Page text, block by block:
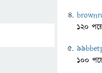
120
100